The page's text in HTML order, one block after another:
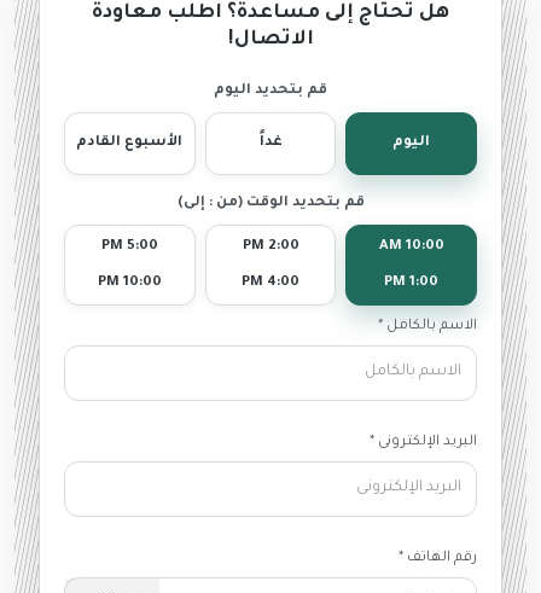
هل تحتاج إلى مساعدة؟ اطلب معاودة
الاتصال!
قم بتحديد اليوم
اليوم غداً الأسبوع القادم
قم بتحديد الوقت (من : إلى)
10:00 AM
1:00 PM
2:00 PM
4:00 PM
5:00 PM
10:00 PM
الاسم بالكامل *
البريد الإلكترونى *
رقم الهاتف *